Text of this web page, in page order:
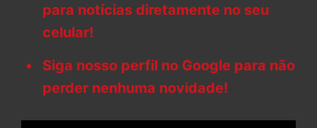
para notícias diretamente no seu
celular!
Siga nosso perfil no Google para não
perder nenhuma novidade!